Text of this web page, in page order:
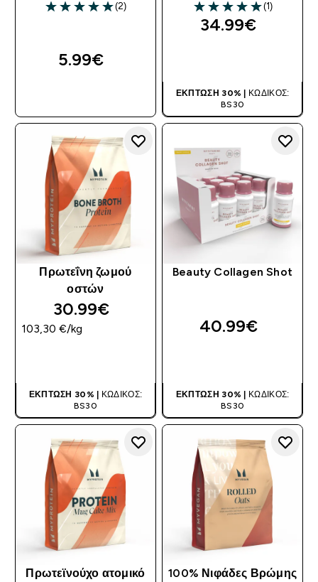
5 out of 5 stars
(2)
5.99€‎
5 out of 5 stars
(1)
34.99€‎
ΈΚΠΤΩΣΗ 30% | ΚΩΔΙΚΌΣ:
BS30
Πρωτεΐνη ζωμού
οστών
30.99€‎
103,30 €‎/kg
ΈΚΠΤΩΣΗ 30% | ΚΩΔΙΚΌΣ:
BS30
Beauty Collagen Shot
40.99€‎
ΈΚΠΤΩΣΗ 30% | ΚΩΔΙΚΌΣ:
BS30
Πρωτεϊνούχο ατομικό
100% Νιφάδες Βρώμης